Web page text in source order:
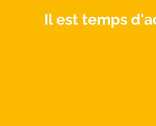
Il est temps